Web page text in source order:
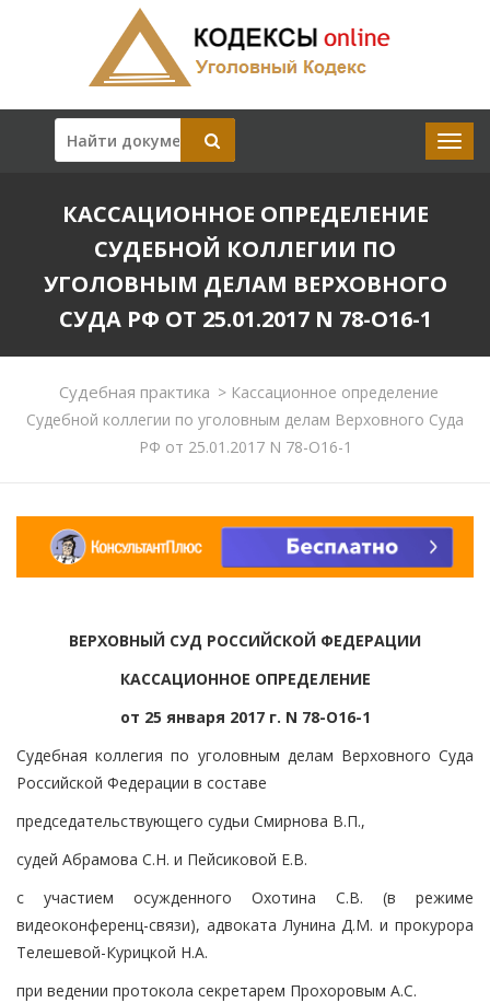
КАССАЦИОННОЕ ОПРЕДЕЛЕНИЕ
СУДЕБНОЙ КОЛЛЕГИИ ПО
УГОЛОВНЫМ ДЕЛАМ ВЕРХОВНОГО
СУДА РФ ОТ 25.01.2017 N 78-О16-1
Судебная практика > Кассационное определение
Судебной коллегии по уголовным делам Верховного Суда
РФ от 25.01.2017 N 78-О16-1
ВЕРХОВНЫЙ СУД РОССИЙСКОЙ ФЕДЕРАЦИИ
КАССАЦИОННОЕ ОПРЕДЕЛЕНИЕ
от 25 января 2017 г. N 78-О16-1
Судебная коллегия по уголовным делам Верховного Суда
Российской Федерации в составе
председательствующего судьи Смирнова В.П.,
судей Абрамова С.Н. и Пейсиковой Е.В.
с участием осужденного Охотина С.В. (в режиме
видеоконференц-связи), адвоката Лунина Д.М. и прокурора
Телешевой-Курицкой Н.А.
при ведении протокола секретарем Прохоровым А.С.